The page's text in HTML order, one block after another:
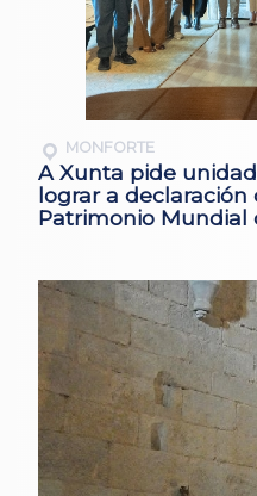
MONFORTE
A Xunta pide
lograr a declaración
Patrimonio Mundial